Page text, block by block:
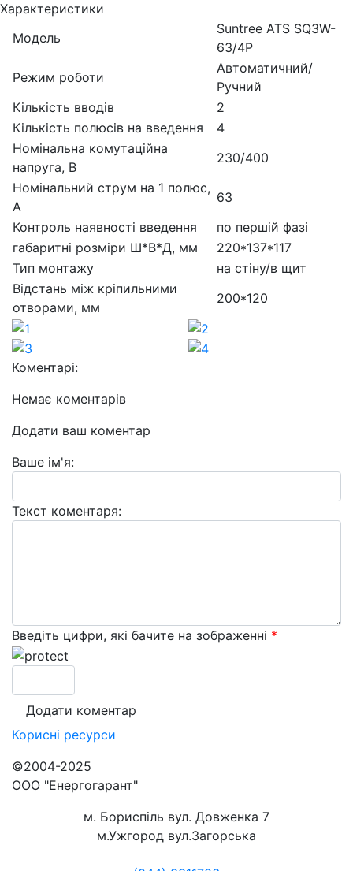
Характеристики
Модель
Suntree ATS SQ3W-
63/4P
Режим роботи
Автоматичний/
Ручний
Кількість вводів
2
Кількість полюсів на введення
4
Номінальна комутаційна
напруга, В
230/400
Номінальний струм на 1 полюс,
А
63
Контроль наявності введення
по першій фазі
габаритні розміри Ш*В*Д, мм
220*137*117
Тип монтажу
на стіну/в щит
Відстань між кріпильними
отворами, мм
200*120
Коментарі:
Немає коментарів
Додати ваш коментар
Ваше ім'я:
Текст коментаря:
Введіть цифри, які бачите на зображенні *
Корисні ресурси
©2004-2025
ООО "Енергогарант"
м. Бориспіль вул. Довженка 7
м.Ужгород вул.Загорська